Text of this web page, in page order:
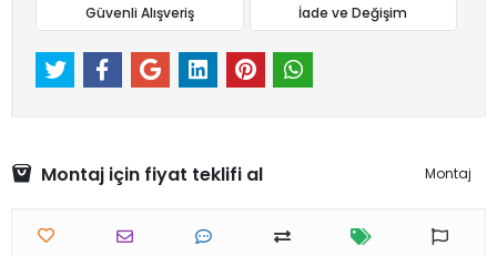
Güvenli Alışveriş İade ve Değişim
Montaj için fiyat teklifi al Montaj